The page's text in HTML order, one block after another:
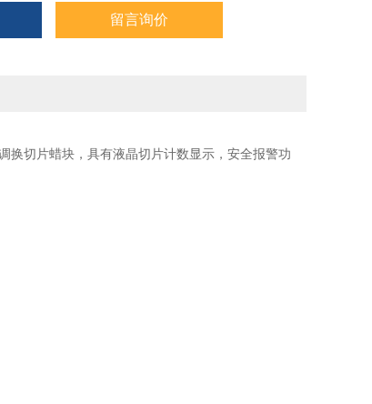
留言询价
换切片蜡块，具有液晶切片计数显示，安全报警功